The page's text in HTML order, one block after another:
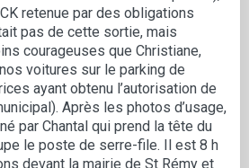
retenue par des obligations
pas de cette sortie, mais
courageuses que Christiane,
voitures sur le parking de
ayant obtenu l’autorisation de
Après les photos d’usage,
par Chantal qui prend la tête du
le poste de serre-file. Il est 8 h
devant la mairie de St Rémy et